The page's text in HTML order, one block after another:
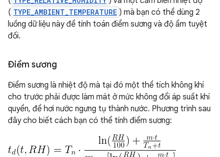
( TYPE_AMBIENT_TEMPERATURE ) mà bạn có thể dùng 2
luồng dữ liệu này để tính toán điểm sương và độ ẩm tuyệt
đối.
Điểm sương
Điểm sương là nhiệt độ mà tại đó một thể tích không khí
cho trước phải được làm mát ở mức không đổi áp suất khí
quyển, để hơi nước ngưng tụ thành nước. Phương trình sau
đây cho biết cách bạn có thể tính điểm sương: